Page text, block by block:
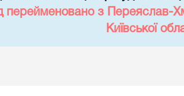
перейменовано з Переяслав-
Київської